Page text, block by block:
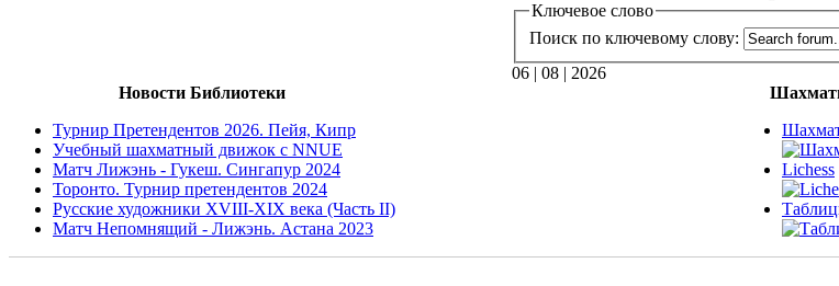
Ключевое слово
Поиск по ключевому слову:
06 | 08 | 2026
Новости Библиотеки
Турнир Претендентов 2026. Пейя, Кипр
Учебный шахматный движок с NNUE
Матч Лижэнь - Гукеш. Сингапур 2024
Торонто. Турнир претендентов 2024
Русские художники XVIII-XIX века (Часть II)
Матч Непомнящий - Лижэнь. Астана 2023
Lichess